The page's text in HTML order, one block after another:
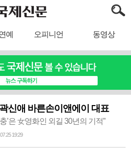
예 오피니언 동영상
신애 바른손이앤에이 대표
’은 女영화인 외길 30년의 기적”
19:29